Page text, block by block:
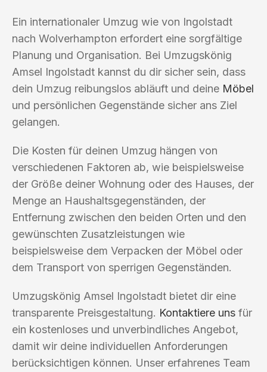
Ein internationaler Umzug wie von Ingolstadt
nach Wolverhampton erfordert eine sorgfältige
Planung und Organisation. Bei Umzugskönig
Amsel Ingolstadt kannst du dir sicher sein, dass
dein Umzug reibungslos abläuft und deine Möbel
und persönlichen Gegenstände sicher ans Ziel
gelangen.
Die Kosten für deinen Umzug hängen von
verschiedenen Faktoren ab, wie beispielsweise
der Größe deiner Wohnung oder des Hauses, der
Menge an Haushaltsgegenständen, der
Entfernung zwischen den beiden Orten und den
gewünschten Zusatzleistungen wie
beispielsweise dem Verpacken der Möbel oder
dem Transport von sperrigen Gegenständen.
Umzugskönig Amsel Ingolstadt bietet dir eine
transparente Preisgestaltung. Kontaktiere uns für
ein kostenloses und unverbindliches Angebot,
damit wir deine individuellen Anforderungen
berücksichtigen können. Unser erfahrenes Team